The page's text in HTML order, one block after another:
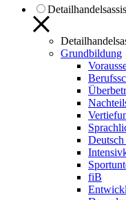
Grundbildung
fiB